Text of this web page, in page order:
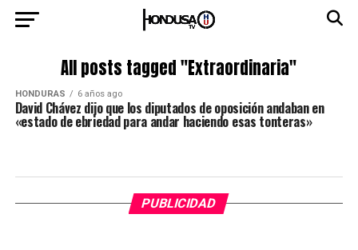
All posts tagged "Extraordinaria"
HONDURAS 6 años ago
David Chávez dijo que los diputados de oposición andaban en
«estado de ebriedad para andar haciendo esas tonteras»
PUBLICIDAD